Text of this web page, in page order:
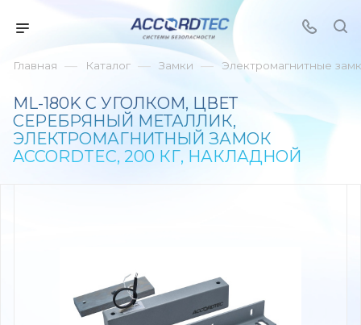
Главная — Каталог — Замки — Электромагнитные
ML-180K С УГОЛКОМ, ЦВЕТ
СЕРЕБРЯНЫЙ МЕТАЛЛИК,
ЭЛЕКТРОМАГНИТНЫЙ ЗАМОК
ACCORDTEC, 200 КГ, НАКЛАДНОЙ